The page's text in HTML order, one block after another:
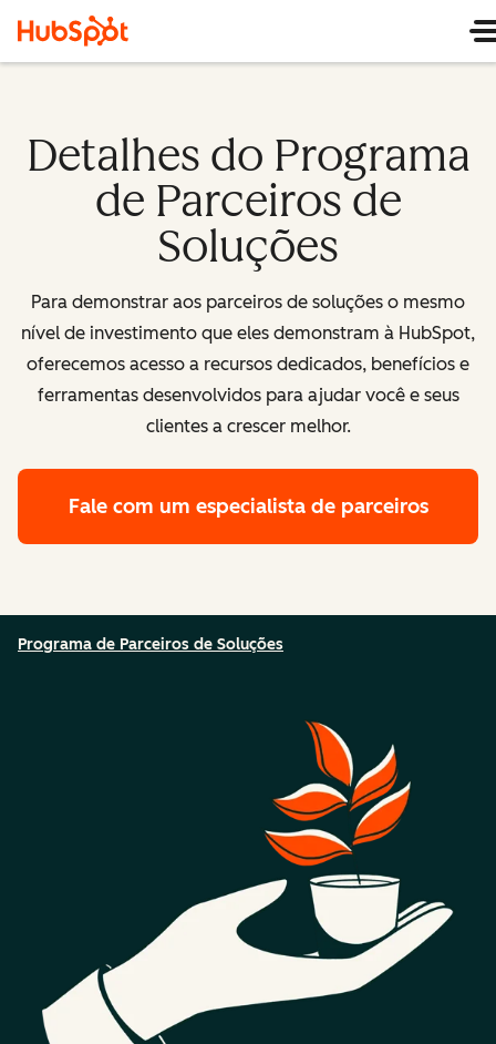
Detalhes do Programa
de Parceiros de
Soluções
Para demonstrar aos parceiros de soluções o mesmo
nível de investimento que eles demonstram à HubSpot,
oferecemos acesso a recursos dedicados, benefícios e
ferramentas desenvolvidos para ajudar você e seus
clientes a crescer melhor.
Fale com um especialista de parceiros
Programa de Parceiros de Soluções